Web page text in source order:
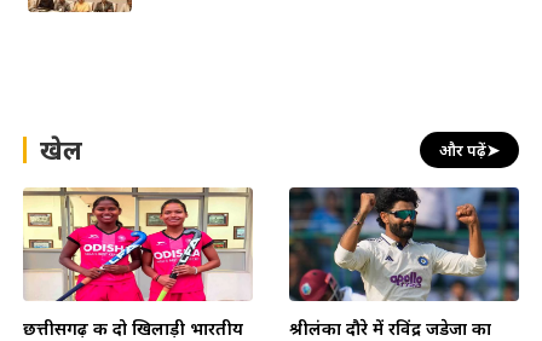
खेल और पढ़ें➤
छत्तीसगढ़ की दो खिलाड़ी भारतीय
श्रीलंका दौरे में रविंद्र जडेजा का